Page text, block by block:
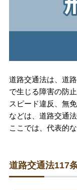
接見・面
刑事事件
アトムについ
弁護士紹介
弁護士費用
アクセス
道路交通法は、道
で生じる障害の防
スピード違反、無
などは、道路交通
ここでは、代表的
道路交通法117